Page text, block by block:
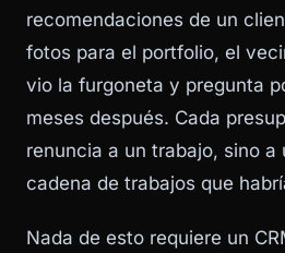
recomendaciones de un
fotos para el portfolio, el
vio la furgoneta y pregunta
meses después. Cada
renuncia a un trabajo, sino a
cadena de trabajos que
Nada de esto requiere un